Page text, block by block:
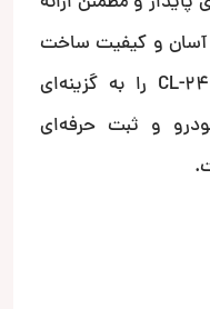
و کیفیت ساخت
بالا، دوربین ثبت وقایع کلارو CL-24 را به گزینه‌ای
و ثبت حرفه‌ای